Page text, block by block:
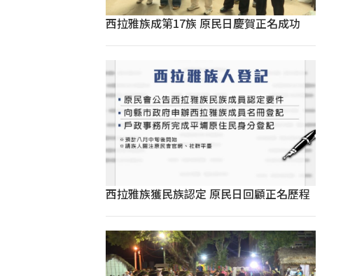
西拉雅族成第17族 原民日慶賀正名成功
西拉雅族獲民族認定 原民日回顧正名歷程